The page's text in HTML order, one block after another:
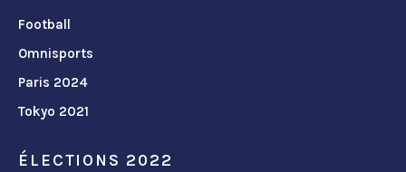
Football
Omnisports
Paris 2024
Tokyo 2021
ÉLECTIONS 2022